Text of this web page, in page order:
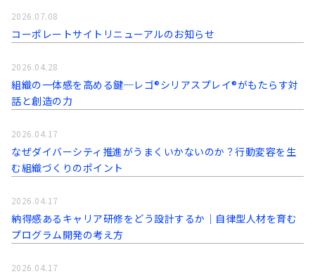
コーポレートサイトリニューアルのお知らせ
2026.07.08
組織の一体感を高める鍵─レゴ®シリアスプレイ®がもたらす対
話と創造の力
2026.04.28
なぜダイバーシティ推進がうまくいかないのか？行動変容を生
む組織づくりのポイント
2026.04.17
納得感あるキャリア研修をどう設計するか｜自律型人材を育む
プログラム開発の考え方
2026.04.17
2026.04.17